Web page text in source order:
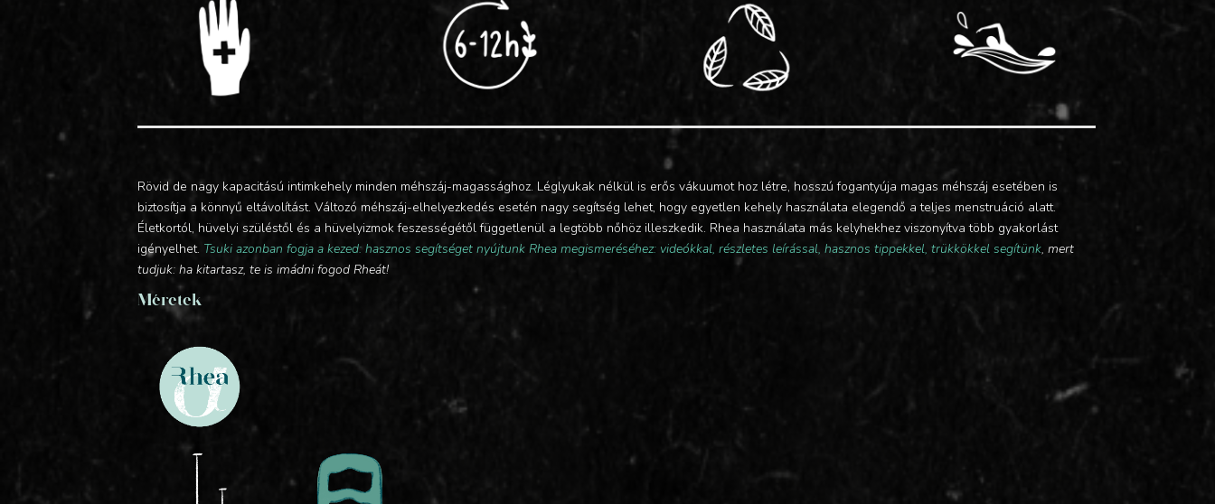
Rövid de nagy kapacitású intimkehely minden méhszáj-magassághoz. Léglyukak nélkül is erős vákuumot hoz létre, hosszú fogantyúja magas méhszáj esetében is
biztosítja a könnyű eltávolítást. Változó méhszáj-elhelyezkedés esetén nagy segítség lehet, hogy egyetlen kehely használata elegendő a teljes menstruáció alatt.
Életkortól, hüvelyi szüléstől és a hüvelyizmok feszességétől függetlenül a legtöbb nőhöz illeszkedik. Rhea használata más kelyhekhez viszonyítva több gyakorlást
igényelhet. Tsuki azonban fogja a kezed: hasznos segítséget nyújtunk Rhea megismeréséhez: videókkal, részletes leírással, hasznos tippekkel, trükkökkel segítünk, mert
tudjuk: ha kitartasz, te is imádni fogod Rheát!
Méretek